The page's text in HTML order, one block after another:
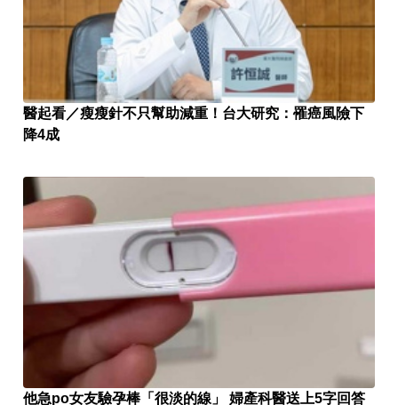
醫起看／瘦瘦針不只幫助減重！台大研究：罹癌風險下
降4成
他急po女友驗孕棒「很淡的線」 婦產科醫送上5字回答